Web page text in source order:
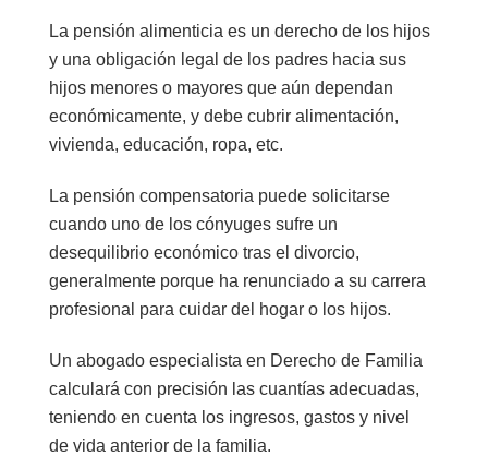
La pensión alimenticia es un derecho de los hijos
y una obligación legal de los padres hacia sus
hijos menores o mayores que aún dependan
económicamente, y debe cubrir alimentación,
vivienda, educación, ropa, etc.
La pensión compensatoria puede solicitarse
cuando uno de los cónyuges sufre un
desequilibrio económico tras el divorcio,
generalmente porque ha renunciado a su carrera
profesional para cuidar del hogar o los hijos.
Un abogado especialista en Derecho de Familia
calculará con precisión las cuantías adecuadas,
teniendo en cuenta los ingresos, gastos y nivel
de vida anterior de la familia.